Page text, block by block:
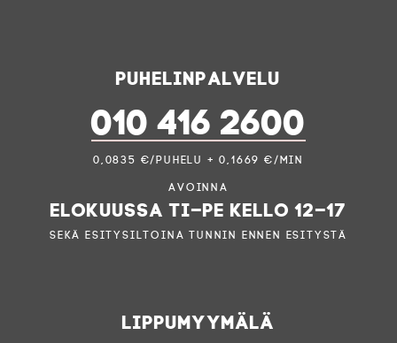
Puhelinpalvelu
010 416 2600
0,0835 €/puhelu + 0,1669 €/min
Avoinna
elokuussa ti–pe kello 12–17
sekä esitysiltoina tunnin ennen esitystä
Lippumyymälä